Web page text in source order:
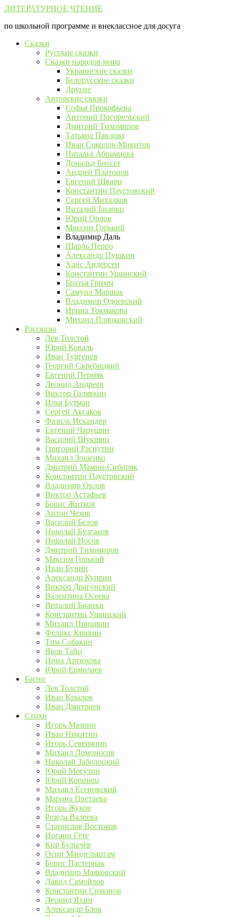
Перейти
контенту
ЛИТЕРАТУРНОЕ ЧТЕНИЕ
по школьной программе и внеклассное для досуга
Сказки
Русские сказки
Сказки народов мира
Украинские сказки
Белорусские сказки
Другие
Авторские сказки
Софья Прокофьева
Антоний Погорельский
Дмитрий Тихомиров
Татьяна Павлова
Иван Соколов-Микитов
Наталья Абрамцева
Дональд Биссет
Андрей Платонов
Евгений Шварц
Константин Паустовский
Сергей Михалков
Виталий Бианки
Юрий Орлов
Максим Горький
Владимир Даль
Шарль Перро
Александр Пушкин
Ханс Андерсен
Константин Ушинский
Братья Гримм
Самуил Маршак
Владимир Одоевский
Ирина Токмакова
Михаил Пляцковский
Рассказы
Лев Толстой
Юрий Коваль
Иван Тургенев
Георгий Скребицкий
Евгений Пермяк
Леонид Андреев
Виктор Голявкин
Илья Бутман
Сергей Аксаков
Фазиль Искандер
Евгений Чарушин
Василий Шукшин
Григорий Распутин
Михаил Зощенко
Дмитрий Мамин-Сибиряк
Константин Паустовский
Владимир Орлов
Виктор Астафьев
Борис Житков
Антон Чехов
Василий Белов
Николай Булгаков
Николай Носов
Дмитрий Тихомиров
Максим Горький
Иван Бунин
Александр Куприн
Виктор Драгунский
Валентина Осеева
Виталий Бианки
Константин Ушинский
Михаил Пришвин
Феликс Кривин
Тим Собакин
Яков Тайц
Нина Артюхова
Юрий Ермолаев
Басни
Лев Толстой
Иван Крылов
Иван Дмитриев
Стихи
Игорь Мазнин
Иван Никитин
Игорь Северянин
Михаил Ломоносов
Николай Заболоцкий
Юрий Могутин
Юрий Коринец
Михаил Есеновский
Марина Цветаева
Игорь Жуков
Резеда Валеева
Станислав Востоков
Иоганн Гёте
Кир Булычёв
Осип Мандельштам
Борис Пастернак
Владимир Маяковский
Давид Самойлов
Константин Симонов
Леонид Яхин
Александр Блок